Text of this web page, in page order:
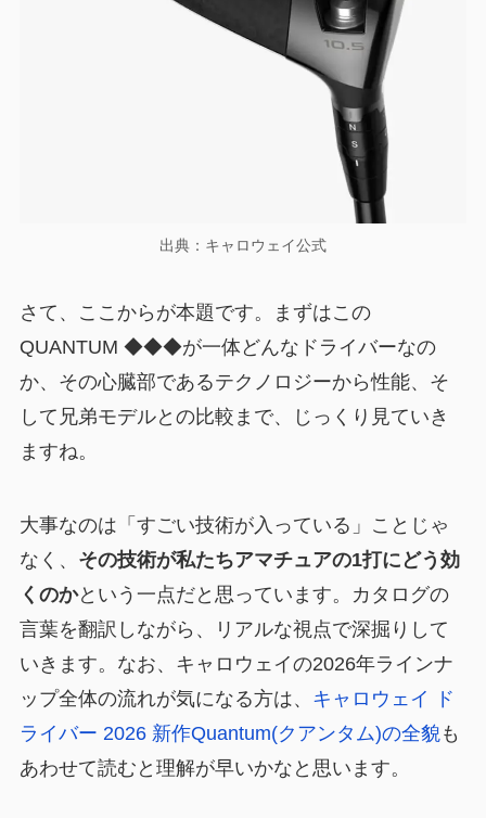
出典：キャロウェイ公式
さて、ここからが本題です。まずはこの
QUANTUM ◆◆◆が一体どんなドライバーなの
か、その心臓部であるテクノロジーから性能、そ
して兄弟モデルとの比較まで、じっくり見ていき
ますね。
大事なのは「すごい技術が入っている」ことじゃ
なく、 その技術が私たちアマチュアの1打にどう効
くのかという一点だと思っています。カタログの
言葉を翻訳しながら、リアルな視点で深掘りして
いきます。なお、キャロウェイの2026年ラインナ
ップ全体の流れが気になる方は、 キャロウェイ ド
ライバー 2026 新作Quantum(クアンタム)の全貌も
あわせて読むと理解が早いかなと思います。